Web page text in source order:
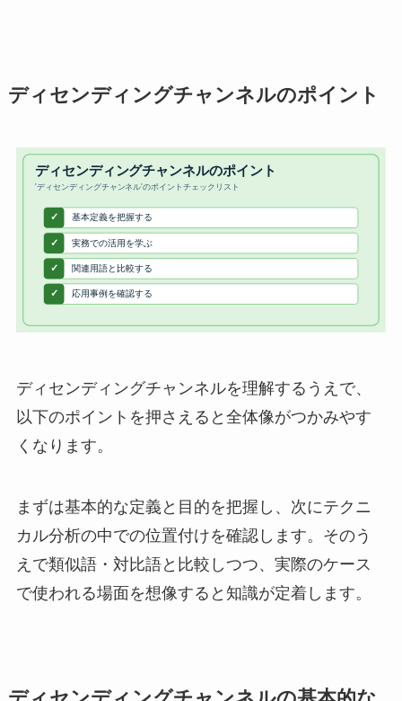
ディセンディングチャンネルのポイント
ディセンディングチャンネルを理解するうえで、
以下のポイントを押さえると全体像がつかみやす
くなります。
まずは基本的な定義と目的を把握し、次にテクニ
カル分析の中での位置付けを確認します。そのう
えで類似語・対比語と比較しつつ、実際のケース
で使われる場面を想像すると知識が定着します。